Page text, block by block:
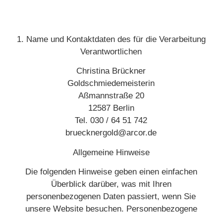
1. Name und Kontaktdaten des für die Verarbeitung
Verantwortlichen
Christina Brückner
Goldschmiedemeisterin
Aßmannstraße 20
12587 Berlin
Tel. 030 / 64 51 742
bruecknergold@arcor.de
Allgemeine Hinweise
Die folgenden Hinweise geben einen einfachen
Überblick darüber, was mit Ihren
personenbezogenen Daten passiert, wenn Sie
unsere Website besuchen. Personenbezogene